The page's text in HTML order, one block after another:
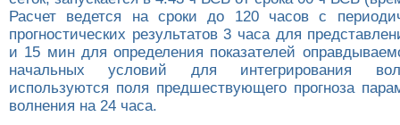
Расчет ведется на сроки до 120 часов с
прогностических результатов 3 часа для
и 15 мин для определения показателей
начальных условий для интегрирования
используются поля предшествующего прогноза
волнения на 24 часа.